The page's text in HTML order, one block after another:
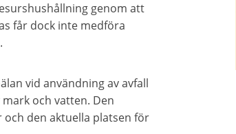
genom att
får dock inte medföra
vid användning av avfall
och vatten. Den
den aktuella platsen för